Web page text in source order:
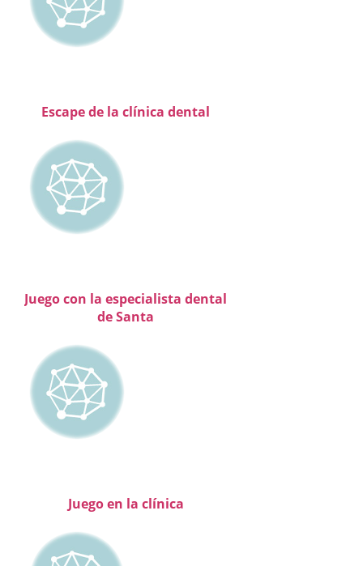
Escape de la clínica dental
Juego con la especialista dental
de Santa
Juego en la clínica